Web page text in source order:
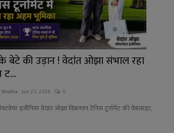
बेटे की उड़ान ! वेदांत ओझा संभाल रहा
Jun 23, 2026 0
इंजीनियर वेदांत ओझा विंबलडन टेनिस टूर्नामेंट की वेबसाइट,